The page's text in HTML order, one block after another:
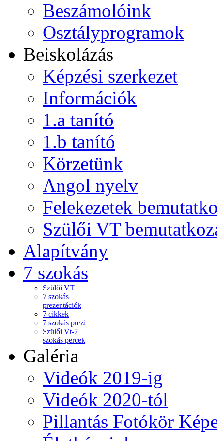
Beszámolóink
Osztályprogramok
Beiskolázás
Képzési szerkezet
Információk
1.a tanító
1.b tanító
Körzetünk
Angol nyelv
Felekezetek
Szülői VT
Alapítvány
7 szokás
Szülői VT
7 szokás
prezentációk
7 cikkek
7 szokás prezi
Szülői Vt-7
szokás percek
Galéria
Videók 2019-ig
Videók 2020-tól
Pillantás Fotókör